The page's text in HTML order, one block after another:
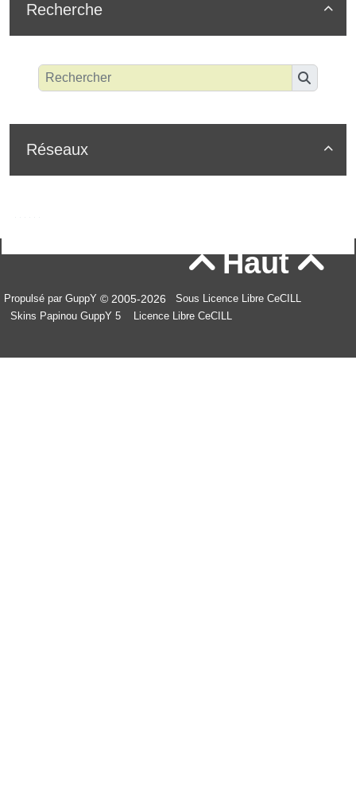

Recherche

Réseaux
Haut
Propulsé par GuppY © 2005-2026
Sous Licence Libre CeCILL
Skins Papinou GuppY 5
Licence Libre CeCILL